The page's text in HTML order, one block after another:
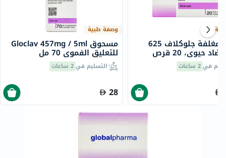
وصفة طبية
مسحوق Gloclav 457mg / 5ml
للتعليق الفموي 70 مل
التسليم في 2 ساعات
28
أقراص مغلفة جلوكلاف 625
حيوي، 20 قرص
في2 ساعات